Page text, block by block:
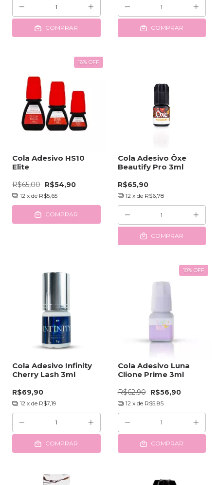
COMPRAR COMPRAR
16% OFF
Cola Adesivo HS10
Elite
R$65,00 R$54,90
12 x de R$5,65
COMPRAR
Cola Adesivo Ôxe
Beautify Pro 3ml
R$65,90
12 x de R$6,78
COMPRAR
Cola Adesivo Infinity
Cherry Lash 3ml
R$69,90
12 x de R$7,19
COMPRAR
10% OFF
Cola Adesivo Luna
Clione Prime 3ml
R$62,90 R$56,90
12 x de R$5,85
COMPRAR